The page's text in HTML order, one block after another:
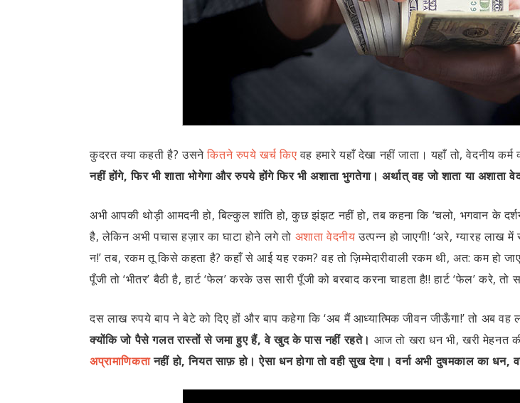
कुदरत क्या कहती है? उसनेकितने रुपये खर्च किएवह हमारे यहाँ देखा नहीं जाता। यहाँ तो, वेदनीय
नहीं होंगे, फिर भी शाता भोगेगा और रुपये होंगे फिर भी अशाता भुगतेगा। अर्थात् वह जो शाता या अशाता
अभी आपकी थोड़ी आमदनी हो, बिल्कुल शांति हो, कुछ झंझट नहीं हो, तब कहना कि ‘चलो, भगवान के
है, लेकिन अभी पचास हज़ार का घाटा होने लगे तो अशाता वेदनीयउत्पन्न हो जाएगी! ‘अरे, ग्यारह
न!’ तब, रकम तू किसे कहता है? कहाँ से आई यह रकम? वह तो ज़िम्मेदारीवाली रकम थी, अत: कम हो
पूँजी तो ‘भीतर’ बैठी है, हार्ट ‘फेल’ करके उस सारी पूँजी को बरबाद करना चाहता है!! हार्ट ‘फेल’ करे, तो
दस लाख रुपये बाप ने बेटे को दिए हों और बाप कहेगा कि ‘अब मैं आध्यात्मिक जीवन जीऊँगा!’ तो अब वह
क्योंकि जो पैसे गलत रास्तों से जमा हुए हैं, वे खुद के पास नहीं रहते। आज तो खरा धन भी, खरी मेहनत
अप्रामाणिकतानहीं हो, नियत साफ़ हो। ऐसा धन होगा तो वही सुख देगा। वर्ना अभी दुषमकाल का धन,